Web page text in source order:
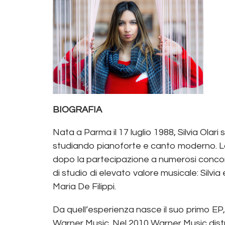
BIOGRAFIA
Nata a Parma il 17 luglio 1988, Silvia
studiando pianoforte e canto moderno.
dopo la partecipazione a numerosi
di studio di elevato valore musicale:
Maria De Filippi.
Da quell’esperienza nasce il suo primo